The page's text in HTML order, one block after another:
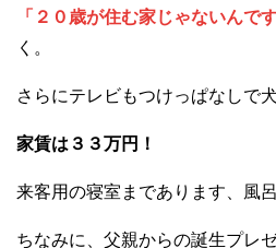
「２０歳が住む家じゃないんで
く。
さらにテレビもつけっぱなしで
家賃は３３万円！
来客用の寝室まであります、風
ちなみに、父親からの誕生プレ